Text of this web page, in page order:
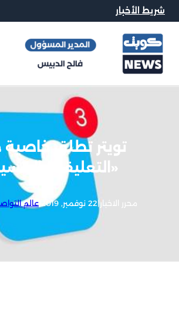
شريط الأخبار
تويتر تطلق
«التعليقات
محرر الاخبار|22 نوفمبر, 2019 | عالم